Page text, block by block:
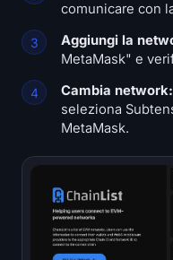
Iscriviti
Lingua
comunicare con
Aggiungi la
MetaMask" e
Cambia network:
seleziona
MetaMask.